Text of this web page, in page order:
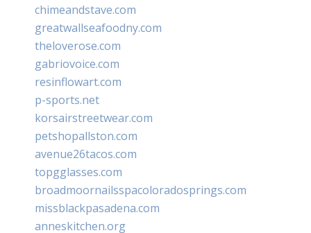
chimeandstave.com
greatwallseafoodny.com
theloverose.com
gabriovoice.com
resinflowart.com
p-sports.net
korsairstreetwear.com
petshopallston.com
avenue26tacos.com
topgglasses.com
broadmoornailsspacoloradosprings.com
missblackpasadena.com
anneskitchen.org